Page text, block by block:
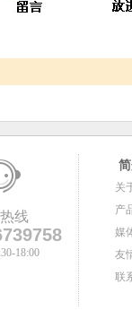
线
18:00
关
产
媒
友
联